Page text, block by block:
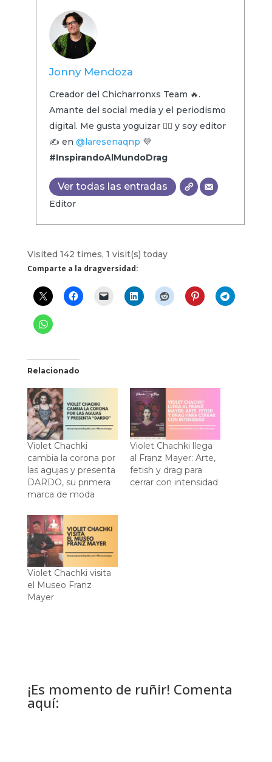
Jonny Mendoza
Creador del Chicharronxs Team 🔥.
Amante del social media y el periodismo
digital. Me gusta yoguizar 🧘‍♂️ y soy editor
✍️ en @laresenaqnp 💜
#InspirandoAlMundoDrag
Ver todas las entradas
Editor
Visited 142 times, 1 visit(s) today
Comparte a la dragversidad:
Relacionado
Violet Chachki
cambia la corona por
las agujas y presenta
DARDO, su primera
marca de moda
Violet Chachki llega
al Franz Mayer: Arte,
fetish y drag para
cerrar con intensidad
Violet Chachki visita
el Museo Franz
Mayer
¡Es momento de ruñir! Comenta
aquí: